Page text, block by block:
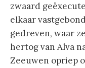
zwaard
elkaar
gedreven, waar
hertog van Alva
Zeeuwen opriep